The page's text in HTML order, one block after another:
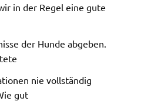
in der Regel eine gute
der Hunde abgeben.
nie vollständig
gut